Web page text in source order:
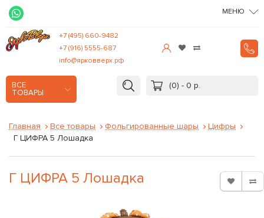
МЕНЮ
+7 (495) 660-9482
+7 (916) 5555-687
info@ярковверх.рф
ВСЕ
ТОВАРЫ
(0) - 0 р.
Главная Все товары Фольгированные шары
Цифры
Г ЦИФРА 5 Лошадка
Г ЦИФРА 5 Лошадка